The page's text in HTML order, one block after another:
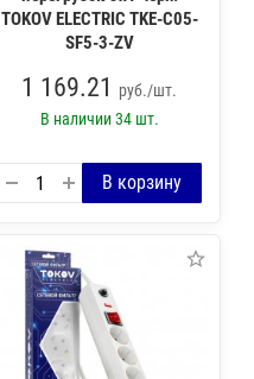
TOKOV ELECTRIC TKE-C05-
SF5-3-ZV
1 169.21 руб./шт.
В наличии34 шт.